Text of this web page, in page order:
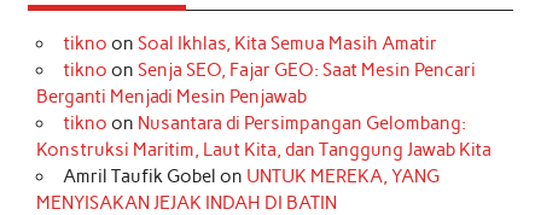
e
b
o
k
t
a
r
a
m
T
o
k
t
e
r
e
s
t
k
e
d
I
n
t
t
r
T
u
e
tikno on Soal Ikhlas, Kita Semua Masih Amatir
tikno on Senja SEO, Fajar GEO: Saat Mesin Pencari
Berganti Menjadi Mesin Penjawab
tikno on Nusantara di Persimpangan Gelombang:
Konstruksi Maritim, Laut Kita, dan Tanggung Jawab Kita
Amril Taufik Gobel on UNTUK MEREKA, YANG
MENYISAKAN JEJAK INDAH DI BATIN